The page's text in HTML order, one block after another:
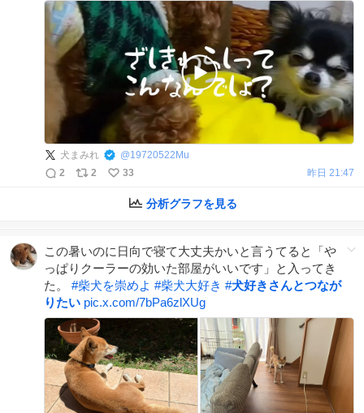
犬まみれ @19720522Mu
2
2 33 昨日 21:47
分析グラフを見る
この暑いのに日向で寝て大丈夫かいと言うてると「や
っぱりクーラーの効いた部屋がいいです」と入ってき
た。 #柴犬を崇めよ #柴犬大好き #犬好きさんとつなが
りたい pic.x.com/7bPa6zlXUg